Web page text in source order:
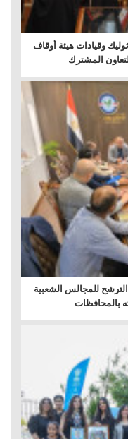
وقيادات هيئة أوقاف
المشترك
للمجالس الشعبية
بالمحافظات